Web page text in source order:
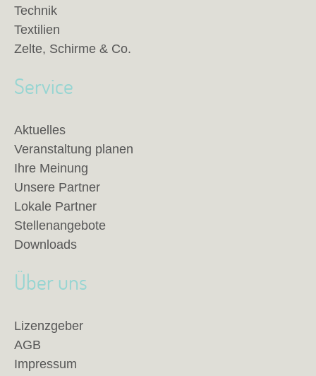
Technik
Textilien
Zelte, Schirme & Co.
Service
Aktuelles
Veranstaltung planen
Ihre Meinung
Unsere Partner
Lokale Partner
Stellenangebote
Downloads
Über uns
Lizenzgeber
AGB
Impressum